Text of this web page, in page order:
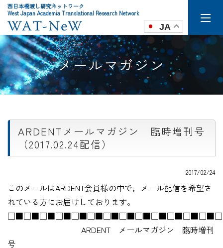
西日本橋渡し研究ネットワーク
West Japan Academia Translational Research Network
JA
メールマガジン
ARDENTメールマガジン 臨時増刊号
（2017.02.24配信）
2017/02/24
このメールはARDENT会員様の中で，メール配信を希望さ
れている方にお届けしております。
ARDENT メールマガジン 臨時増刊
号